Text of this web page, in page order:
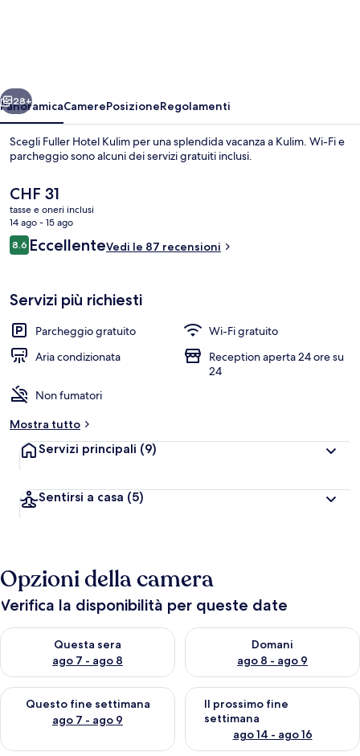
Avanti
28+
PanoramicaCamerePosizioneRegolamenti
Scegli Fuller Hotel Kulim per una splendida vacanza a Kulim. Wi-Fi e
parcheggio sono alcuni dei servizi gratuiti inclusi.
Il
prezzo
attuale
è
CHF 31
CHF 31
tasse e oneri inclusi
14 ago - 15 ago
Recensioni
8.68.6 su 10
EccellenteVedi le 87 recensioni
Servizi più richiesti
Parcheggio gratuito
Wi-Fi gratuito
Aria condizionata
Reception aperta 24 ore su
24
Non fumatori
Mostra tutto
Servizi principali (9)
Sentirsi a casa (5)
Opzioni della camera
Verifica la disponibilità per queste date
Questa sera
ago 7 - ago 8
Verifica la disponibilità per questa sera, ago 7 - ago 8
Domani
ago 8 - ago 9
Verifica la disponibilità per
Questo fine settimana
ago 7 - ago 9
Verifica la disponibilità per questo fine settimana, ago 7 - ago
Il prossimo fine
settimana
ago 14 - ago 16
Verifica la disponibilità per il